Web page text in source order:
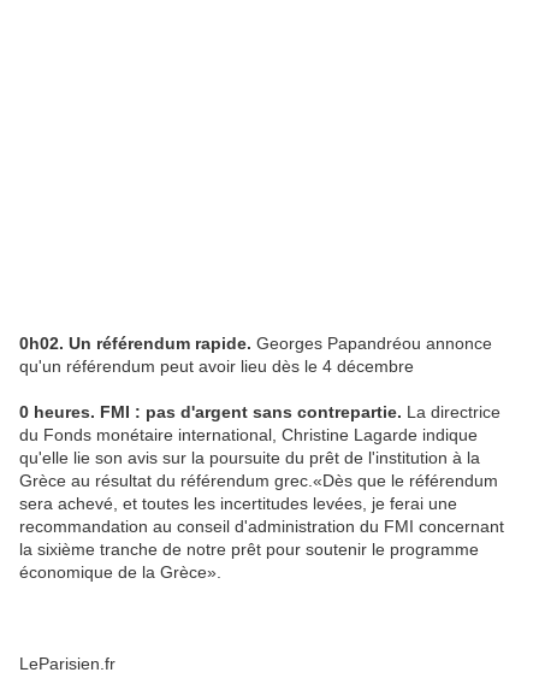
0h02. Un référendum rapide. Georges Papandréou annonce
qu'un référendum peut avoir lieu dès le 4 décembre
0 heures. FMI : pas d'argent sans contrepartie. La directrice
du Fonds monétaire international, Christine Lagarde indique
qu'elle lie son avis sur la poursuite du prêt de l'institution à la
Grèce au résultat du référendum grec.«Dès que le référendum
sera achevé, et toutes les incertitudes levées, je ferai une
recommandation au conseil d'administration du FMI concernant
la sixième tranche de notre prêt pour soutenir le programme
économique de la Grèce».
LeParisien.fr